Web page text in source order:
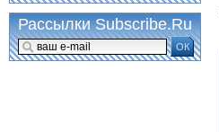
Рассылки Subscribe.Ru
ОК